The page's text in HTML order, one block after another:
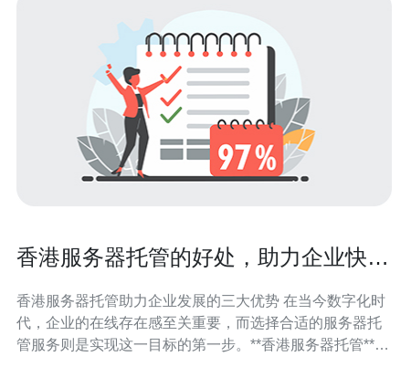
香港服务器托管的好处，助力企业快速
香港服务器托管助力企业发展的三大优势 在当今数字化时
代，企业的在线存在感至关重要，而选择合适的服务器托
管服务则是实现这一目标的第一步。**香港服务器托管**凭